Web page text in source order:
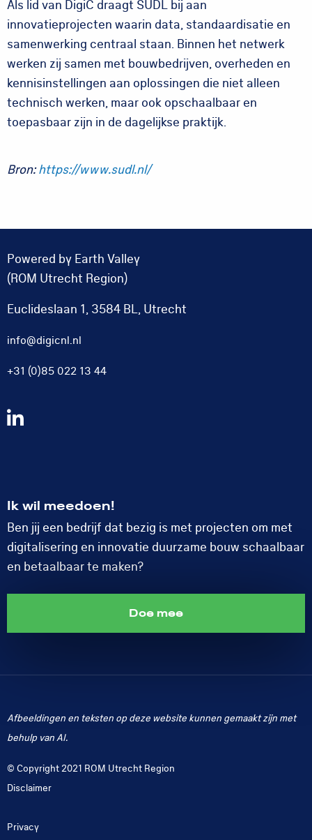
Als lid van DigiC draagt SUDL bij aan
innovatieprojecten waarin data, standaardisatie en
samenwerking centraal staan. Binnen het netwerk
werken zij samen met bouwbedrijven, overheden en
kennisinstellingen aan oplossingen die niet alleen
technisch werken, maar ook opschaalbaar en
toepasbaar zijn in de dagelijkse praktijk.
Bron:https://www.sudl.nl/
Powered by Earth Valley
(ROM Utrecht Region)
Euclideslaan 1, 3584 BL, Utrecht
info@digicnl.nl
+31 (0)85 022 13 44
Volg
Ik wil meedoen!
Ben jij een bedrijf dat bezig is met projecten om met
digitalisering en innovatie duurzame bouw schaalbaar
en betaalbaar te maken?
Doe mee
Afbeeldingen en teksten op deze website kunnen gemaakt zijn met
behulp van AI.
© Copyright 2021 ROM Utrecht Region
Disclaimer
Privacy